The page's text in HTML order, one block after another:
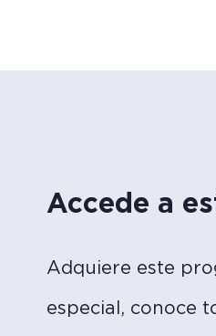
Accede a
Adquiere este
especial, conoce